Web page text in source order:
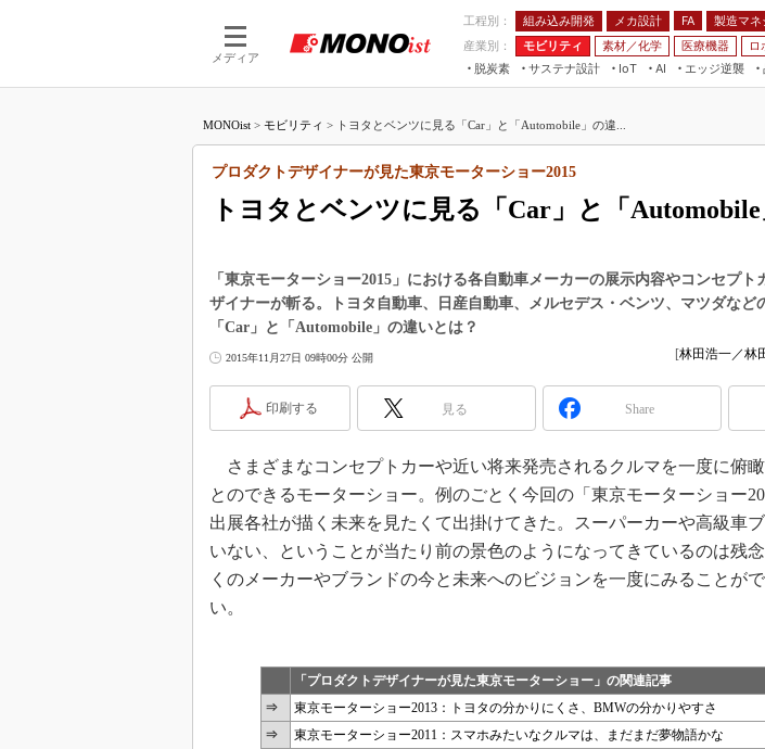
メディア
工程別： 組み込み開発 メカ設計 FA 製造マネ
産業別：
モビリティ 素材／化学 医療機器 ロ
脱炭素
サステナ設計
IoT
つながる工場
つながるサービス
AI
AI×設備保全
エッジ逆襲
JIMTOF
IIFES
ジャパンモビリティショー
TECHNO-FRONTIER
EdgeTech+
AUTOMOTIVE WORLD
産業オープンネット展
組み込み画像技術
Windows Embedded
車載ソフト開発
ISO26262
無償設計ツール
3Dプリンタ
デジタルツインとCAE
S＆OP
メイドインジャパン
植物工場
MONOist > モビリティ > トヨタとベンツに見る「Car」と「Automobile」の違...
トヨタとベンツに見る「Car」と「
プロダクトデザイナーが見た東京モーターショー2015
「東京モーターショー2015」における各自動車メーカーの展示内容やコンセプト
ザイナーが斬る。トヨタ自動車、日産自動車、メルセデス・ベンツ、マツダなど
「Car」と「Automobile」の違いとは？
2015年11月27日 09時00分 公開 [林田浩一／林
印刷する 見る Share
さまざまなコンセプトカーや近い将来発売されるクルマを一度に俯
とのできるモーターショー。例のごとく今回の「東京モーターショー
出展各社が描く未来を見たくて出掛けてきた。スーパーカーや高級車
いない、ということが当たり前の景色のようになってきているのは残
くのメーカーやブランドの今と未来へのビジョンを一度にみることが
い。
「プロダクトデザイナーが見た東京モーターショー」の関連記事
⇒
東京モーターショー2013：トヨタの分かりにくさ、BMWの分かりやすさ
⇒
東京モーターショー2011：スマホみたいなクルマは、まだまだ夢物語かな